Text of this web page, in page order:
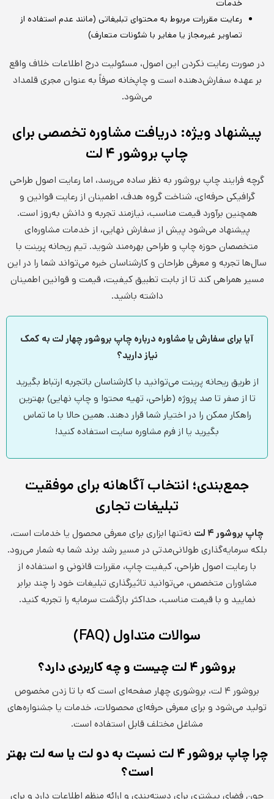
خدمات
رعایت مقررات مربوط به محتوای تبلیغاتی (مانند عدم استفاده از
تصاویر غیرمجاز یا مغایر با شئونات متعارف)
در صورت رعایت نکردن این اصول، مسئولیت درج اطلاعات خلاف واقع
بر عهده سفارش‌دهنده است و چاپخانه‌ صرفاً به عنوان مجری قلمداد
می‌شود.
پیشنهاد ویژه: دریافت مشاوره تخصصی برای
چاپ بروشور ۴ لت
گرچه فرایند چاپ بروشور به نظر ساده می‌رسد، اما رعایت اصول طراحی
گرافیکی حرفه‌ای، شناخت گروه هدف، اطمینان از رعایت قوانین و
همچنین برآورد قیمت مناسب، نیازمند تجربه و دانش به‌روز است.
پیشنهاد می‌شود پیش از سفارش نهایی، از خدمات مشاوره‌ای
متخصصان حوزه چاپ و طراحی بهره‌مند شوید. تیم ریحانه پرینت با
سال‌ها تجربه و معرفی طراحان و کارشناسان خبره می‌تواند شما را در این
مسیر همراهی کند تا از بابت تطبیق کیفیت، قیمت و قوانین اطمینان
داشته باشید.
آیا برای سفارش یا مشاوره درباره چاپ بروشور چهار لت به کمک
نیاز دارید؟
از طریق ریحانه پرینت می‌توانید با کارشناسان باتجربه ارتباط بگیرید
تا از صفر تا صد پروژه (طراحی، تهیه محتوا و چاپ نهایی) بهترین
راهکار ممکن را در اختیار شما قرار دهند. همین حالا با ما تماس
بگیرید یا از فرم مشاوره سایت استفاده کنید!
جمع‌بندی؛ انتخاب آگاهانه برای موفقیت
تبلیغات تجاری
چاپ بروشور ۴ لت
نه‌تنها ابزاری برای معرفی محصول یا خدمات است،
بلکه سرمایه‌گذاری طولانی‌مدتی در مسیر رشد برند شما به شمار می‌رود.
با رعایت اصول طراحی، کیفیت چاپ، مقررات قانونی و استفاده از
مشاوران متخصص، می‌توانید تاثیرگذاری تبلیغات خود را چند برابر
نمایید و با قیمت مناسب، حداکثر بازگشت سرمایه را تجربه کنید.
سوالات متداول (FAQ)
بروشور ۴ لت چیست و چه کاربردی دارد؟
بروشور ۴ لت، بروشوری چهار صفحه‌ای است که با تا زدن مخصوص
تولید می‌شود و برای معرفی حرفه‌ای محصولات، خدمات یا جشنواره‌های
مشاغل مختلف قابل استفاده است.
چرا چاپ بروشور ۴ لت نسبت به دو لت یا سه لت بهتر
است؟
چون فضای بیشتری برای دسته‌بندی و ارائه منظم اطلاعات دارد و برای